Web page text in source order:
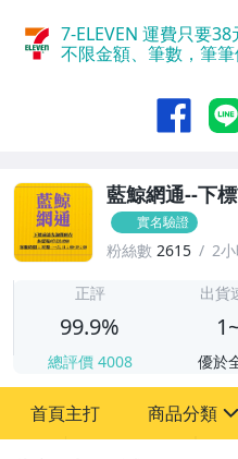
7-ELEVEN 運費只要38
不限金額、筆數，筆筆
藍鯨網通--下
實名驗證
粉絲數 2615 2
正評
99.9%
總評價 4008
出貨
優於
首頁主打 商品分類